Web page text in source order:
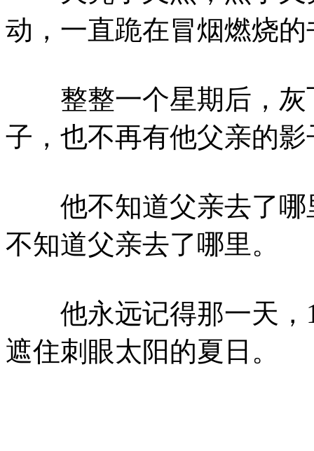
动，一直跪在冒烟燃烧的
整整一个星期后，灰
子，也不再有他父亲的影
他不知道父亲去了哪
不知道父亲去了哪里。
他永远记得那一天，
遮住刺眼太阳的夏日。